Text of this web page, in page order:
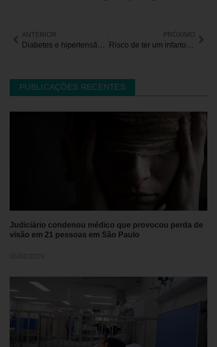
ANTERIOR
Diabetes e hipertensão aumentam risco de glaucoma, diz estudo
PRÓXIMO
Risco de ter um infarto pode ser reduzido a partir de 6 mil passos diários
PUBLICAÇÕES RECENTES
Judiciário condenou médico que provocou perda de
visão em 21 pessoas em São Paulo